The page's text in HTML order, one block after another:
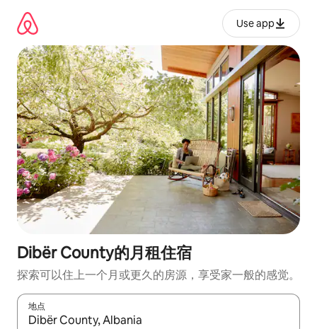
Use app
Dibër County的月租住宿
探索可以住上一个月或更久的房源，享受家一般的感觉。
地点
如有搜索结果，请使用上下方向键查看，或通过点击或滑动手势